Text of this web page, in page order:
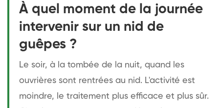
À quel moment de la journée
intervenir sur un nid de
guêpes ?
Le soir, à la tombée de la nuit, quand les
ouvrières sont rentrées au nid. L'activité est
moindre, le traitement plus efficace et plus sûr.